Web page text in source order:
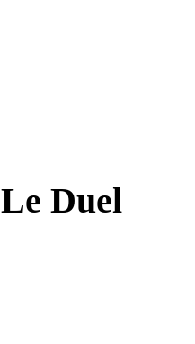
Le Duel